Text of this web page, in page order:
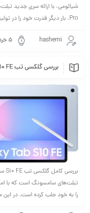
Pro، بار دیگر قدرت خود را در تولید دستگاه‌های باکیفیت ...
hashemi ۵ خرداد ۱۴۰۴
بررسی گلکسی تب S10 FE سامسونگ | مشخصات، طراحی و عملکرد
تبلت‌های سامسونگ است که با
را به خود جلب کرده است. در